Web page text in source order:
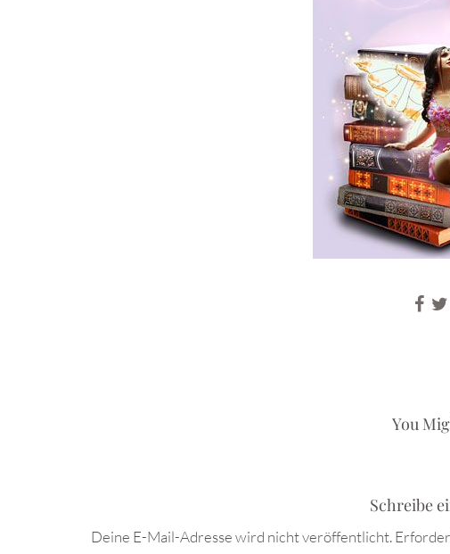
You
Schreibe
Deine E-Mail-Adresse wird nicht veröffentlicht.